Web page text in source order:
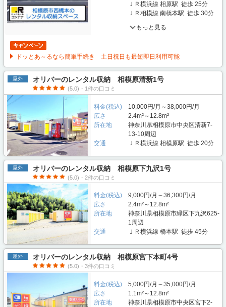
ＪＲ横浜線 相原駅 徒歩 25分
ＪＲ相模線 南橋本駅 徒歩 30分
もっと見る
ドッとあ～るなら簡単手続き 土日祝日も最短即日利用可能
屋外 オリバーのレンタル収納 相模原清新1号
(5.0)・1件の口コミ
料金(税込)
10,000円/月～38,000円/月
広さ
2.4m²～12.8m²
所在地
神奈川県相模原市中央区清新7-
13-10周辺
交通
ＪＲ横浜線 相模原駅 徒歩 20分
屋外 オリバーのレンタル収納 相模原下九沢1号
(5.0)・2件の口コミ
料金(税込)
9,000円/月～36,300円/月
広さ
2.4m²～12.8m²
所在地
神奈川県相模原市緑区下九沢625-
1周辺
交通
ＪＲ横浜線 橋本駅 徒歩 45分
屋外 オリバーのレンタル収納 相模原宮下本町4号
(5.0)・3件の口コミ
料金(税込)
5,000円/月～35,000円/月
広さ
1.1m²～12.8m²
所在地
神奈川県相模原市中央区宮下2-